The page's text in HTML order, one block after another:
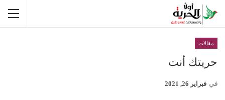
مقالات
حريتك أنت
في فبراير 26, 2021